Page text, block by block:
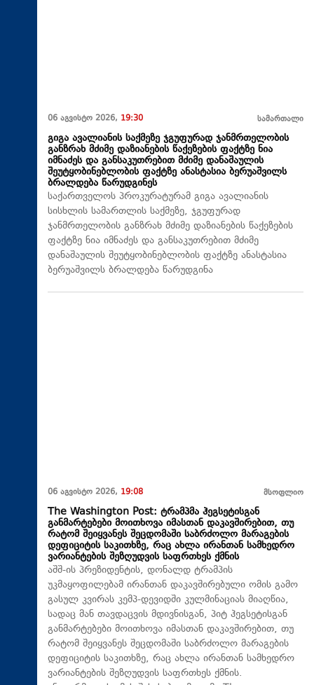
06 აგვისტო 2026, 19:30 სამართალი
გიგა ავალიანის საქმეზე ჯგუფურად ჯანმრთელობის
განზრახ მძიმე დაზიანების წაქეზების ფაქტზე ნია
იმნაძეს და განსაკუთრებით მძიმე დანაშაულის
შეუტყობინებლობის ფაქტზე ანასტასია ბერუაშვილს
ბრალდება წარუდგინეს
საქართველოს პროკურატურამ გიგა ავალიანის
სისხლის სამართლის საქმეზე, ჯგუფურად
ჯანმრთელობის განზრახ მძიმე დაზიანების წაქეზების
ფაქტზე ნია იმნაძეს და განსაკუთრებით მძიმე
დანაშაულის შეუტყობინებლობის ფაქტზე ანასტასია
ბერუაშვილს ბრალდება წარუდგინა
06 აგვისტო 2026, 19:08 მსოფლიო
The Washington Post: ტრამპმა ჰეგსეტისგან
განმარტებები მოითხოვა იმასთან დაკავშირებით, თუ
რატომ შეიყვანეს შეცდომაში საბრძოლო მარაგების
დეფიციტის საკითხზე, რაც ახლა ირანთან სამხედრო
ვარიანტების შეზღუდვის საფრთხეს ქმნის
აშშ-ის პრეზიდენტის, დონალდ ტრამპის
უკმაყოფილებამ ირანთან დაკავშირებული ომის გამო
გასულ კვირას კემპ-დევიდში კულმინაციას მიაღწია,
სადაც მან თავდაცვის მდივნისგან, პიტ ჰეგსეტისგან
განმარტებები მოითხოვა იმასთან დაკავშირებით, თუ
რატომ შეიყვანეს შეცდომაში საბრძოლო მარაგების
დეფიციტის საკითხზე, რაც ახლა ირანთან სამხედრო
ვარიანტების შეზღუდვის საფრთხეს ქმნის.